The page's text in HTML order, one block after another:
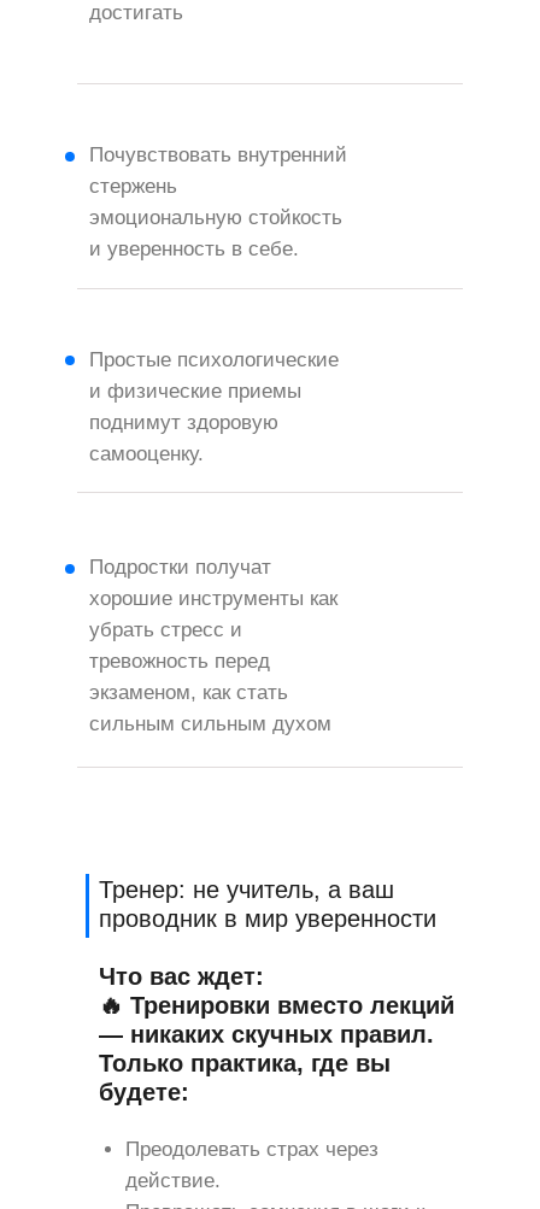
Подростки получат
хорошие инструменты как
убрать стресс и
тревожность перед
экзаменом, как стать
сильным сильным духом
Простые психологические
и физические приемы
поднимут здоровую
самооценку.
достигать
Почувствовать внутренний
стержень
эмоциональную стойкость
и уверенность в себе.
Тренер: не учитель, а ваш
проводник в мир уверенности
Что вас ждет:
🔥 Тренировки вместо лекций
— никаких скучных правил.
Только практика, где вы
будете:
Преодолевать страх через
действие.